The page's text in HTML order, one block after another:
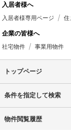
入居者様へ
入居者様専用ページ 住
企業の皆様へ
社宅物件 事業用物件
トップページ
条件を指定して検索
物件閲覧履歴